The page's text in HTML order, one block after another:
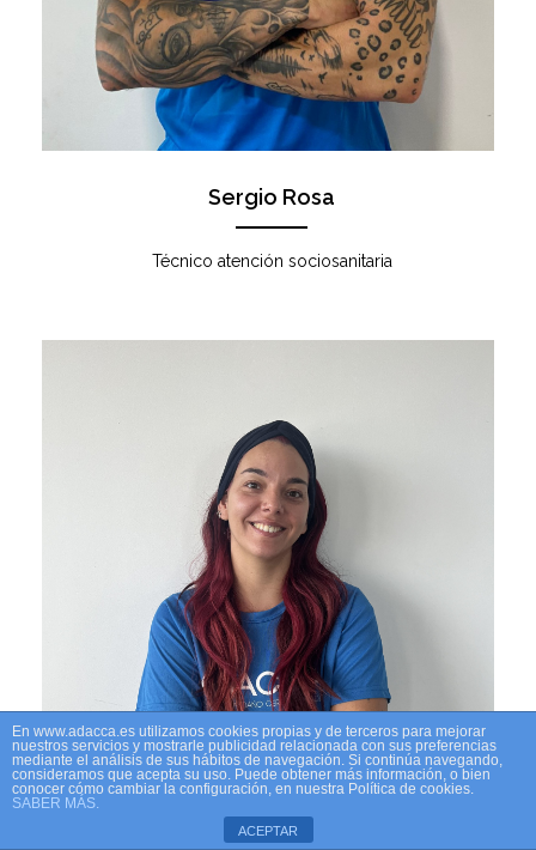
Sergio Rosa
Técnico atención sociosanitaria
En www.adacca.es utilizamos cookies propias y de terceros para mejorar
nuestros servicios y mostrarle publicidad relacionada con sus preferencias
mediante el análisis de sus hábitos de navegación. Si continúa navegando,
consideramos que acepta su uso. Puede obtener más información, o bien
conocer cómo cambiar la configuración, en nuestra Política de cookies.
SABER MÁS.
ACEPTAR